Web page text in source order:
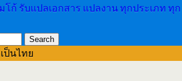
ก้ รับแปลเอกสาร แปลงาน ทุกประเภท ทุก
ป็นไทย